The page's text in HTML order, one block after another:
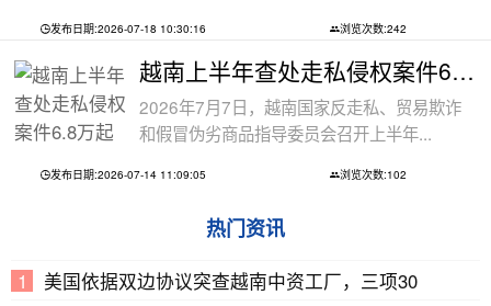
发布日期:2026-07-18 10:30:16 浏览次数:242
越南上半年查处走私侵权案件6.8万起
2026年7月7日，越南国家反走私、贸易欺诈
和假冒伪劣商品指导委员会召开上半年...
发布日期:2026-07-14 11:09:05 浏览次数:102
热门资讯
美国依据双边协议突查越南中资工厂，三项30